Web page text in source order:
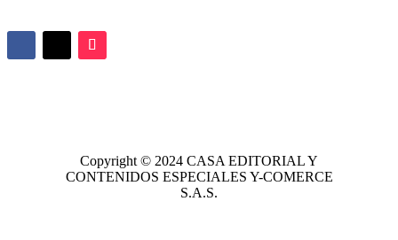
Copyright © 2024 CASA EDITORIALY
CONTENIDOS ESPECIALES Y-COMERCE
S.A.S.